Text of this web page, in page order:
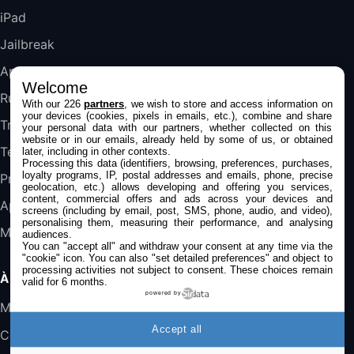
Jeu FIFA 20 sur PC (code à télécharger)
45,98€57,99€Rue Du Commerce (Vendeur Tiers)
iPad
Jailbreak
Applications
Rumeurs
Trucs & astuces
Tests
Promos
Apple
Mac
À PROPOS
Mentions légales
Confidentialité
Welcome
With our 226partners , we wish to store and access information on
your devices (cookies, pixels in emails, etc.), combine and share
your personal data with our partners, whether collected on this
website or in our emails, already held by some of us, or obtained
later, including in other contexts.
Processing this data (identifiers, browsing, preferences, purchases,
loyalty programs, IP, postal addresses and emails, phone, precise
geolocation, etc.) allows developing and offering you services,
content, commercial offers and ads across your devices and
screens (including by email, post, SMS, phone, audio, and video),
personalising them, measuring their performance, and analysing
audiences.
You can "accept all" and withdraw your consent at any time via the
"cookie" icon. You can also "set detailed preferences" and object to
processing activities not subject to consent. These choices remain
valid for 6 months.
powered by
Accept all